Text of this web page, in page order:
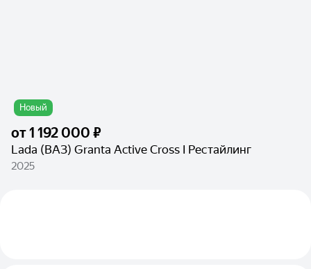
Новый
от1 192 000 ₽
Lada (ВАЗ) Granta Active Cross I Рестайлинг
2025